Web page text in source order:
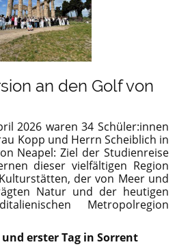
an den Golf von
2026 waren 34 Schüler:innen
Kopp und Herrn Scheiblich in
Neapel: Ziel der Studienreise
dieser vielfältigen Region
der von Meer und
Natur und der heutigen
Metropolregion
erster Tag in Sorrent